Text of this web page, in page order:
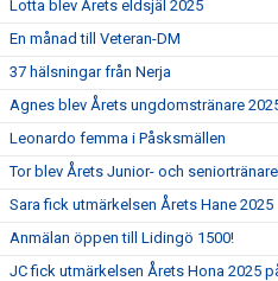
Lotta blev Årets eldsjäl 2025
En månad till Veteran-DM
37 hälsningar från Nerja
Agnes blev Årets ungdomstränare
Leonardo femma i Påsksmällen
Tor blev Årets Junior- och
Sara fick utmärkelsen Årets Hane 2025
Anmälan öppen till Lidingö 1500!
JC fick utmärkelsen Årets Hona 2025